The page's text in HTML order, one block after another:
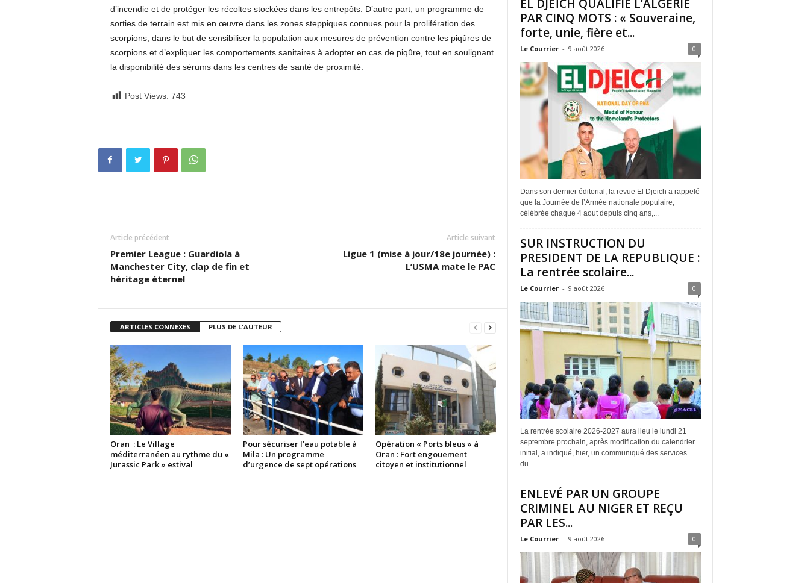
d’incendie et de protéger les récoltes stockées dans les entrepôts. D’autre part, un programme de
sorties de terrain est mis en œuvre dans les zones steppiques connues pour la prolifération des
scorpions, dans le but de sensibiliser la population aux mesures de prévention contre les piqûres de
scorpions et d’expliquer les comportements sanitaires à adopter en cas de piqûre, tout en soulignant
la disponibilité des sérums dans les centres de santé de proximité.
Post Views: 743
Article précédent
Premier League : Guardiola à
Manchester City, clap de fin et
héritage éternel
Article suivant
Ligue 1 (mise à jour/18e journée) :
L’USMA mate le PAC
ARTICLES CONNEXES PLUS DE L'AUTEUR
Oran : Le Village
méditerranéen au rythme du «
Jurassic Park » estival
Pour sécuriser l’eau potable à
Mila : Un programme
d’urgence de sept opérations
Opération « Ports bleus » à
Oran : Fort engouement
citoyen et institutionnel
EL DJEÏCH QUALIFIE L’ALGERIE
PAR CINQ MOTS : « Souveraine,
forte, unie, fière et...
Le Courrier - 9 août 2026 0
Dans son dernier éditorial, la revue El Djeich a rappelé
que la Journée de l’Armée nationale populaire,
célébrée chaque 4 aout depuis cinq ans,...
SUR INSTRUCTION DU
PRESIDENT DE LA REPUBLIQUE :
La rentrée scolaire...
Le Courrier - 9 août 2026 0
La rentrée scolaire 2026-2027 aura lieu le lundi 21
septembre prochain, après modification du calendrier
initial, a indiqué, hier, un communiqué des services
du...
ENLEVÉ PAR UN GROUPE
CRIMINEL AU NIGER ET REÇU
PAR LES...
Le Courrier - 9 août 2026 0